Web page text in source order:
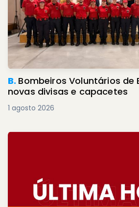
B. Bombeiros Voluntários de
novas divisas e capacetes
1 agosto 2026